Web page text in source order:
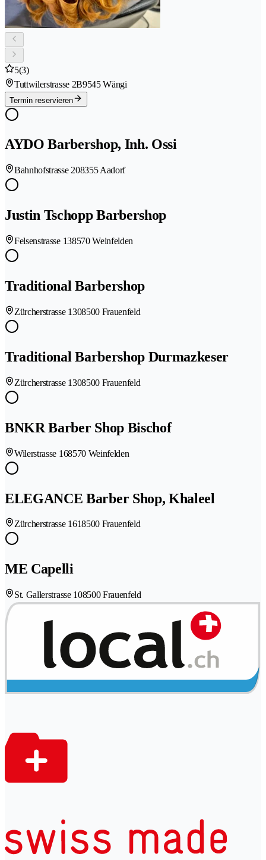
5(3)
Tuttwilerstrasse 2B9545 Wängi
Termin reservieren
AYDO Barbershop, Inh. Ossi
Bahnhofstrasse 208355 Aadorf
Justin Tschopp Barbershop
Felsenstrasse 138570 Weinfelden
Traditional Barbershop
Zürcherstrasse 1308500 Frauenfeld
Traditional Barbershop Durmazkeser
Zürcherstrasse 1308500 Frauenfeld
BNKR Barber Shop Bischof
Wilerstrasse 168570 Weinfelden
ELEGANCE Barber Shop, Khaleel
Zürcherstrasse 1618500 Frauenfeld
ME Capelli
St. Gallerstrasse 108500 Frauenfeld